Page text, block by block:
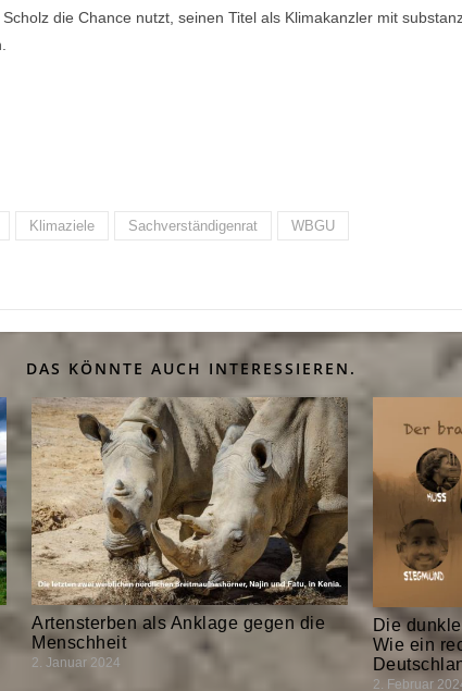
die Chance nutzt, seinen Titel als Klimakanzler mit
Klimaziele Sachverständigenrat WBGU
DAS KÖNNTE AUCH INTERESSIEREN.
Artensterben als Anklage gegen die
Menschheit
2. Januar 2024
Die
Wie ein
2. Februar